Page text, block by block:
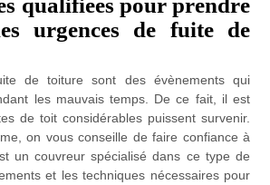
qualifiées pour prendre
urgences de fuite de
de toiture sont des évènements qui
les mauvais temps. De ce fait, il est
de toit considérables puissent survenir.
on vous conseille de faire confiance à
un couvreur spécialisé dans ce type de
et les techniques nécessaires pour